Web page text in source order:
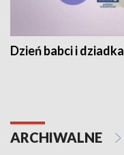
Dzień babci i dziadka
ARCHIWALNE